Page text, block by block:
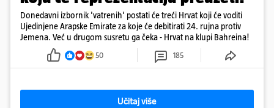
Donedavni izbornik 'vatrenih' postati će treći Hrvat koji će voditi
Ujedinjene Arapske Emirate za koje će debitirati 24. rujna protiv
Jemena. Već u drugom susretu ga čeka - Hrvat na klupi Bahreina!
50 185
Učitaj više